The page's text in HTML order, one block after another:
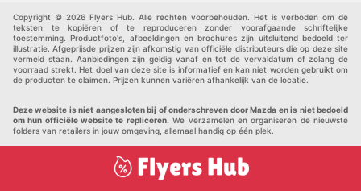
Copyright © 2026 Flyers Hub. Alle rechten voorbehouden. Het is verboden om de
teksten te kopiëren of te reproduceren zonder voorafgaande schriftelijke
toestemming. Productfoto's, afbeeldingen en brochures zijn uitsluitend bedoeld ter
illustratie. Afgeprijsde prijzen zijn afkomstig van officiële distributeurs die op deze site
vermeld staan. Aanbiedingen zijn geldig vanaf en tot de vervaldatum of zolang de
voorraad strekt. Het doel van deze site is informatief en kan niet worden gebruikt om
de producten te claimen. Prijzen kunnen variëren afhankelijk van de locatie.
Deze website is niet aangesloten bij of onderschreven door Mazda en is niet bedoeld
om hun officiële website te repliceren. We verzamelen en organiseren de nieuwste
folders van retailers in jouw omgeving, allemaal handig op één plek.